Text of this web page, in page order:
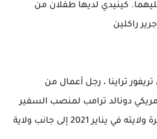
لكليهما. كينيدي لديها طفلان من
راكلين
تراينا ، رجل أعمال من
دونالد ترامب لمنصب السفير
في فيينا، و الذي انتهت فترة ولايته في يناير 2021 إلى جانب ولاية